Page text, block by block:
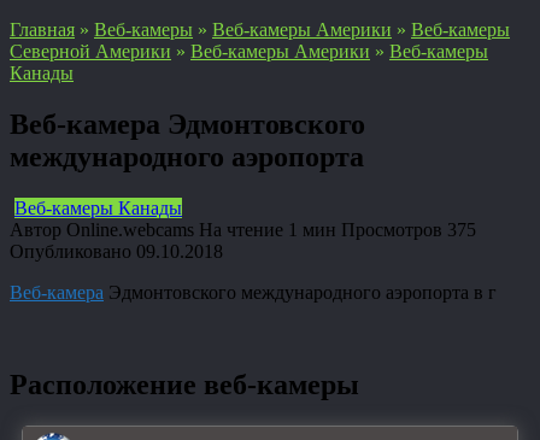
Главная » Веб-камеры » Веб-камеры Америки » Веб-камеры
Северной Америки » Веб-камеры Америки » Веб-камеры
Канады
Веб-камера Эдмонтовского
международного аэропорта
Веб-камеры Канады
Автор Online.webcams На чтение 1 мин Просмотров 375
Опубликовано 09.10.2018
Веб-камера Эдмонтовского международного аэропорта в г
Расположение веб-камеры